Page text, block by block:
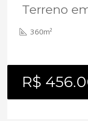
Terreno
360m²
R$